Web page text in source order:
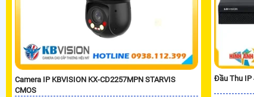
Camera IP KBVISION KX-CD2257MPN STARVIS
CMOS
Đầu Thu IP